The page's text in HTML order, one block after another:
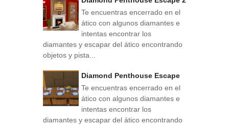
Te encuentras encerrado en el
ático con algunos diamantes e
intentas encontrar los
diamantes y escapar del ático encontrando
objetos y pista...
Diamond Penthouse Escape
Te encuentras encerrado en el
ático con algunos diamantes e
intentas encontrar los
diamantes y escapar del ático encontrando